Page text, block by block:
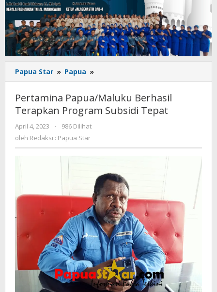
Papua Star » Papua »
Papua/Maluku
Terapkan
Program
Pertamina Papua/Maluku Berhasil
Terapkan Program Subsidi Tepat
April 4, 2023
oleh
Redaksi
-
986 Dilihat
oleh Redaksi : Papua Star